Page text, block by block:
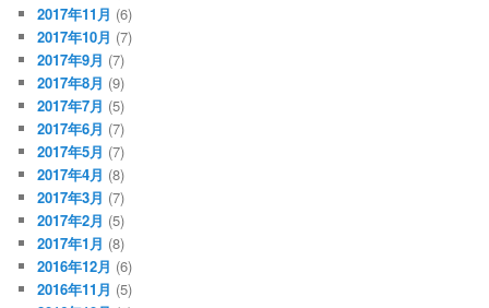
2017年11月 (6)
2017年10月 (7)
2017年9月 (7)
2017年8月 (9)
2017年7月 (5)
2017年6月 (7)
2017年5月 (7)
2017年4月 (8)
2017年3月 (7)
2017年2月 (5)
2017年1月 (8)
2016年12月 (6)
2016年11月 (5)